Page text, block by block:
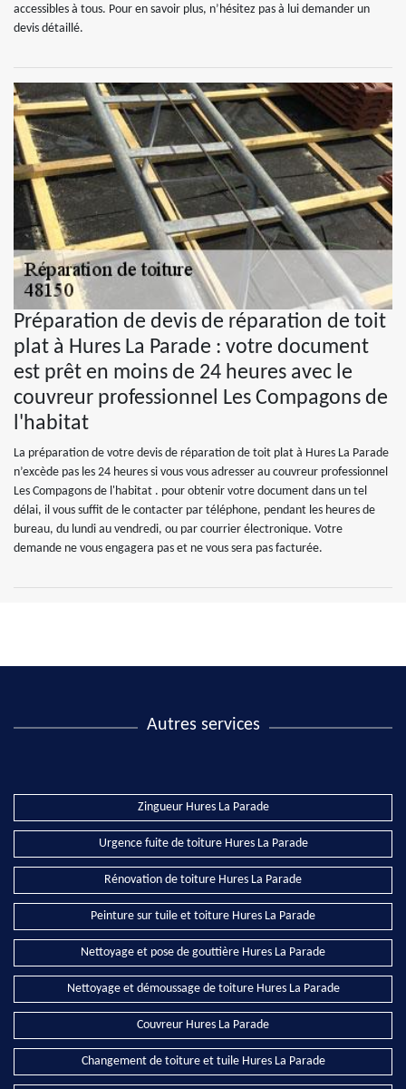
accessibles à tous. Pour en savoir plus, n’hésitez pas à lui demander un
devis détaillé.
Préparation de devis de réparation de toit
plat à Hures La Parade : votre document
est prêt en moins de 24 heures avec le
couvreur professionnel Les Compagons de
l'habitat
La préparation de votre devis de réparation de toit plat à Hures La Parade
n’excède pas les 24 heures si vous vous adresser au couvreur professionnel
Les Compagons de l'habitat . pour obtenir votre document dans un tel
délai, il vous suffit de le contacter par téléphone, pendant les heures de
bureau, du lundi au vendredi, ou par courrier électronique. Votre
demande ne vous engagera pas et ne vous sera pas facturée.
Autres services
Zingueur Hures La Parade
Urgence fuite de toiture Hures La Parade
Rénovation de toiture Hures La Parade
Peinture sur tuile et toiture Hures La Parade
Nettoyage et pose de gouttière Hures La Parade
Nettoyage et démoussage de toiture Hures La Parade
Couvreur Hures La Parade
Changement de toiture et tuile Hures La Parade